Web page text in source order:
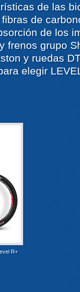
de las
de
de los
frenos grupo
y ruedas
elegir
R+